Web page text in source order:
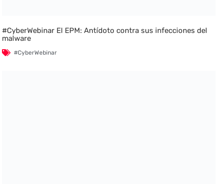
#CyberWebinar El EPM: Antídoto contra sus infecciones del
malware
#CyberWebinar